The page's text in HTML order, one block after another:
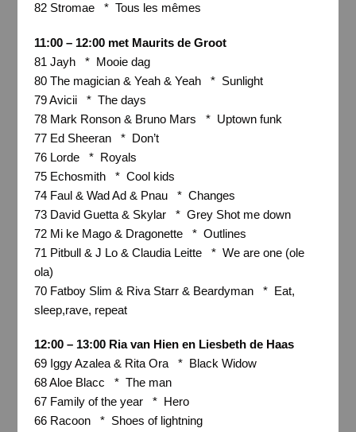
82 Stromae * Tous les mêmes
11:00 – 12:00 met Maurits de Groot
81 Jayh * Mooie dag
80 The magician & Yeah & Yeah * Sunlight
79 Avicii * The days
78 Mark Ronson & Bruno Mars * Uptown funk
77 Ed Sheeran * Don’t
76 Lorde * Royals
75 Echosmith * Cool kids
74 Faul & Wad Ad & Pnau * Changes
73 David Guetta & Skylar * Grey Shot me down
72 Mi ke Mago & Dragonette * Outlines
71 Pitbull & J Lo & Claudia Leitte * We are one (ole
ola)
70 Fatboy Slim & Riva Starr & Beardyman * Eat,
sleep,rave, repeat
12:00 – 13:00 Ria van Hien en Liesbeth de Haas
69 Iggy Azalea & Rita Ora * Black Widow
68 Aloe Blacc * The man
67 Family of the year * Hero
66 Racoon * Shoes of lightning